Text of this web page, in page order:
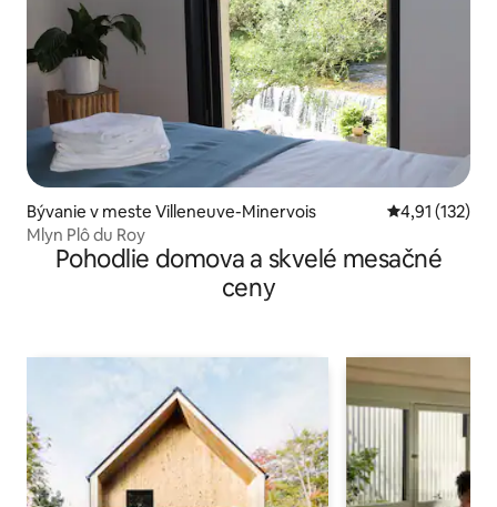
Bývanie v meste Villeneuve-Minervois Priemerné
4,91 (132)
Mlyn Plô du Roy
Pohodlie domova a skvelé mesačné
ceny